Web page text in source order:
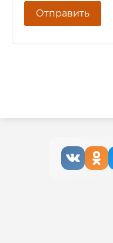
Отправить